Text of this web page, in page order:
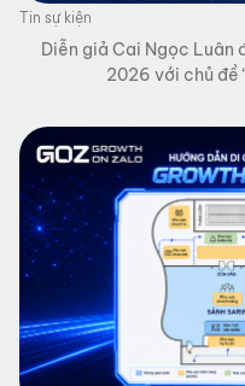
Tin sự kiện
Diễn giả Cai Ngọc Luân
2026 với chủ đề